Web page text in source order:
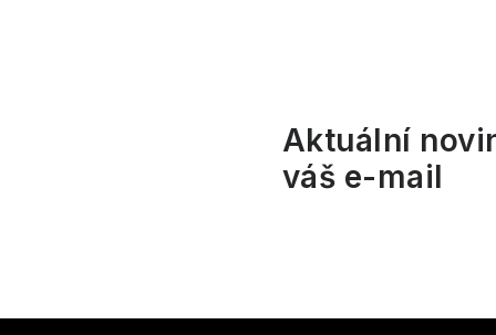
r
Aktuální
váš e-mail